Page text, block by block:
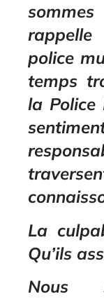
police
temps
la Police
La
Qu’ils
Nous